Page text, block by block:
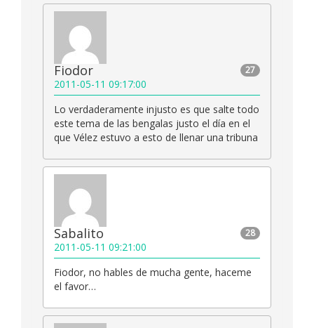
27
Fiodor
2011-05-11 09:17:00
Lo verdaderamente injusto es que salte todo
este tema de las bengalas justo el día en el
que Vélez estuvo a esto de llenar una tribuna
28
Sabalito
2011-05-11 09:21:00
Fiodor, no hables de mucha gente, haceme
el favor…